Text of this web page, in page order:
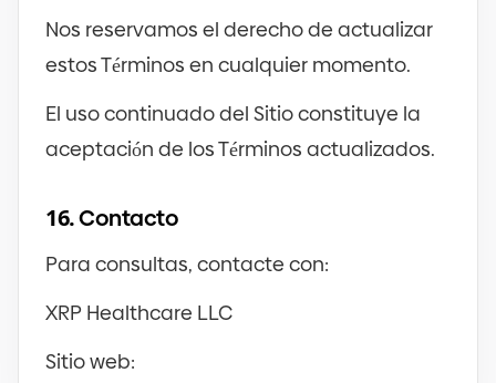
Nos reservamos el derecho de actualizar
estos Términos en cualquier momento.
El uso continuado del Sitio constituye la
aceptación de los Términos actualizados.
16.Contacto
Para consultas, contacte con:
XRP Healthcare LLC
Sitio web: